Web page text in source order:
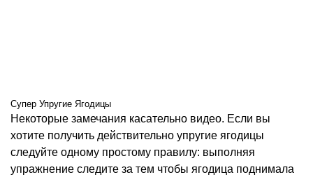
Супер Упругие Ягодицы
Некоторые замечания касательно видео. Если вы
хотите получить действительно упругие ягодицы
следуйте одному простому правилу: выполняя
упражнение следите за тем чтобы ягодица поднимала